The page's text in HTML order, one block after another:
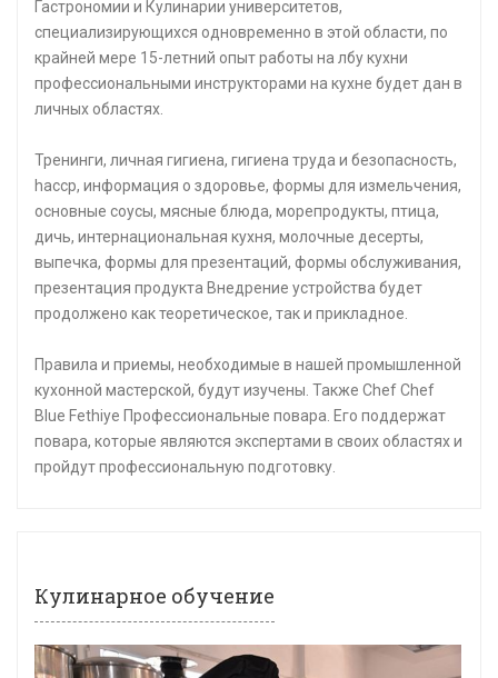
Гастрономии и Кулинарии университетов,
специализирующихся одновременно в этой области, по
крайней мере 15-летний опыт работы на лбу кухни
профессиональными инструкторами на кухне будет дан в
личных областях.
Тренинги, личная гигиена, гигиена труда и безопасность,
haccp, информация о здоровье, формы для измельчения,
основные соусы, мясные блюда, морепродукты, птица,
дичь, интернациональная кухня, молочные десерты,
выпечка, формы для презентаций, формы обслуживания,
презентация продукта Внедрение устройства будет
продолжено как теоретическое, так и прикладное.
Правила и приемы, необходимые в нашей промышленной
кухонной мастерской, будут изучены. Также Chef Chef
Blue Fethiye Профессиональные повара. Его поддержат
повара, которые являются экспертами в своих областях и
пройдут профессиональную подготовку.
Кулинарное обучение